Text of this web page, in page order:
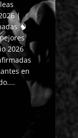
|
🧠
2026
en